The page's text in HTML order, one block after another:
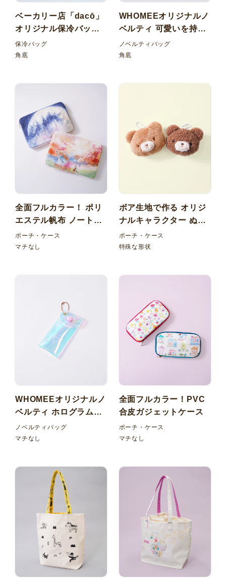
ベーカリー店「dacō」
オリジナル保冷バッグ
カラー塩ビ（PVC）×ホ
ログラムPVCの2層仕立
保冷バッグ
角底
WHOMEEオリジナルノ
ベルティ 可愛いを持ち
歩く！カラー塩ビ
（PVC）ミニポーチ
ノベルティバッグ
角底
全面フルカラー！ ポリ
エステル帆布 ノートパ
ソコンケース
ポーチ・ケース
マチなし
ボア生地で作る オリジ
ナルキャラクター ぬい
ぐるみポーチ
ポーチ・ケース
特殊な形状
WHOMEEオリジナルノ
ベルティ ホログラム
PVC ミニポーチ
ノベルティバッグ
マチなし
全面フルカラー！PVC
合皮ガジェットケース
ポーチ・ケース
マチなし